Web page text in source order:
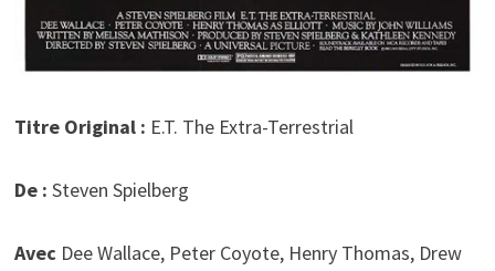
Titre Original : E.T. The Extra-Terrestrial
De : Steven Spielberg
Avec Dee Wallace, Peter Coyote, Henry Thomas, Drew